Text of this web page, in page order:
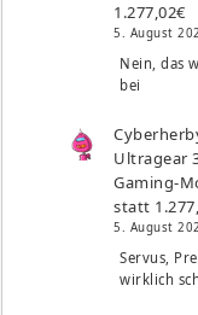
1.277,02€
5. August
Nein, das
bei
Ultragear
Gaming-
statt
5. August
Servus,
wirklich